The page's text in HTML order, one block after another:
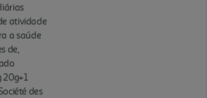
atividade
a saúde
de,
20g+1
des